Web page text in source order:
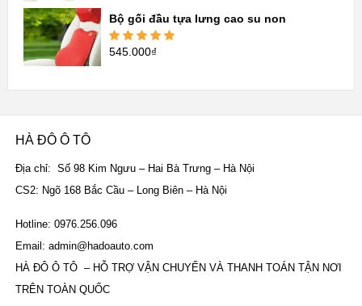
sao
Bộ gối đầu tựa lưng cao su non
Được xếp
545.000₫
HÀ ĐÔ Ô TÔ
Địa chỉ: Số 98 Kim Ngưu – Hai Bà Trưng – Hà Nội
CS2: Ngõ 168 Bắc Cầu – Long Biên – Hà Nội
Hotline: 0976.256.096
Email: admin@hadoauto.com
HÀ ĐÔ Ô TÔ – HỖ TRỢ VẬN CHUYỂN VÀ THANH TOÁN TẬN NƠI
TRÊN TOÀN QUỐC